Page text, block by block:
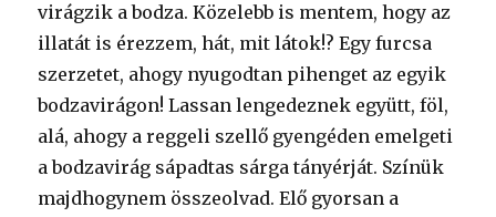
virágzik a bodza. Közelebb is mentem, hogy az
illatát is érezzem, hát, mit látok!? Egy furcsa
szerzetet, ahogy nyugodtan pihenget az egyik
bodzavirágon! Lassan lengedeznek együtt, föl,
alá, ahogy a reggeli szellő gyengéden emelgeti
a bodzavirág sápadtas sárga tányérját. Színük
majdhogynem összeolvad. Elő gyorsan a